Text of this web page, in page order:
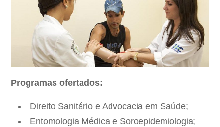
Programas ofertados:
Direito Sanitário e Advocacia em Saúde;
Entomologia Médica e Soroepidemiologia;